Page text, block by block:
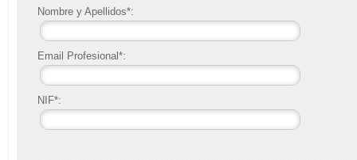
Nombre y Apellidos*:
Email Profesional*:
NIF*: